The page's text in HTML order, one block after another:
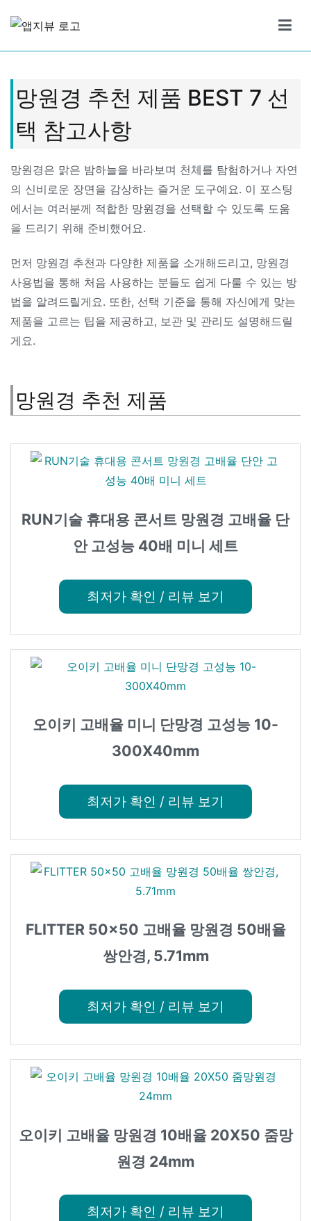
content
망원경 추천 제품 BEST 7 선
택 참고사항
망원경은 맑은 밤하늘을 바라보며 천체를 탐험하거나 자연
의 신비로운 장면을 감상하는 즐거운 도구예요. 이 포스팅
에서는 여러분께 적합한 망원경을 선택할 수 있도록 도움
을 드리기 위해 준비했어요.
먼저 망원경 추천과 다양한 제품을 소개해드리고, 망원경
사용법을 통해 처음 사용하는 분들도 쉽게 다룰 수 있는 방
법을 알려드릴게요. 또한, 선택 기준을 통해 자신에게 맞는
제품을 고르는 팁을 제공하고, 보관 및 관리도 설명해드릴
게요.
망원경 추천 제품
RUN기술 휴대용 콘서트 망원경 고배율 단
안 고성능 40배 미니 세트
최저가 확인 / 리뷰 보기
오이키 고배율 미니 단망경 고성능 10-
300X40mm
최저가 확인 / 리뷰 보기
FLITTER 50×50 고배율 망원경 50배율
쌍안경, 5.71mm
최저가 확인 / 리뷰 보기
오이키 고배율 망원경 10배율 20X50 줌망
원경 24mm
최저가 확인 / 리뷰 보기